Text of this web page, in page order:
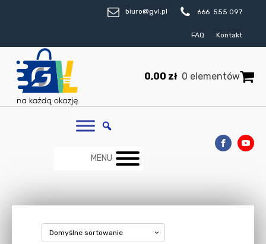
biuro@gvl.pl 666 555 097
FAQ Kontakt
0,00 zł 0 elementów
MENU